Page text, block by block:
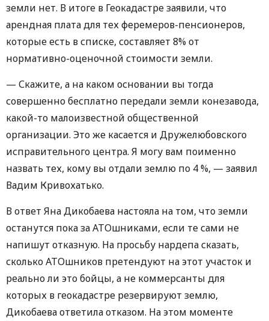
земли нет. В итоге в Геокадастре заявили, что
арендная плата для тех феремеров-пенсионеров,
которые есть в списке, составляет 8% от
нормативно-оценочной стоимости земли.
— Скажите, а на каком основании вы тогда
совершенно бесплатно передали земли конезавода,
какой-то малоизвестной общественной
организации. Это же касается и Дружелюбовского
исправительного центра. Я могу вам поименно
назвать тех, кому вы отдали землю по 4 %, — заявил
Вадим Кривохатько.
В ответ Яна Дикобаева настояла на том, что земли
останутся пока за АТОшниками, если те сами не
напишут отказную. На просьбу нардепа сказать,
сколько АТОшников претендуют на этот участок и
реально ли это бойцы, а не коммерсанты для
которых в геокадастре резервируют землю,
Дикобаева ответила отказом. На этом моменте